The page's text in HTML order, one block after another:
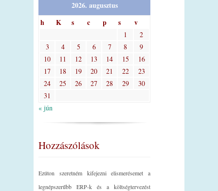
2026. augusztus
h
K s c p s v
1
2
3
4 5 6 7 8
9
10
11 12 13 14 15
16
17
18 19 20 21 22
23
24
25 26 27 28 29
30
31
« jún
Hozzászólások
Ezúton szeretném kifejezni elismerésemet a
legnépszerűbb ERP-k és a költségtervezést